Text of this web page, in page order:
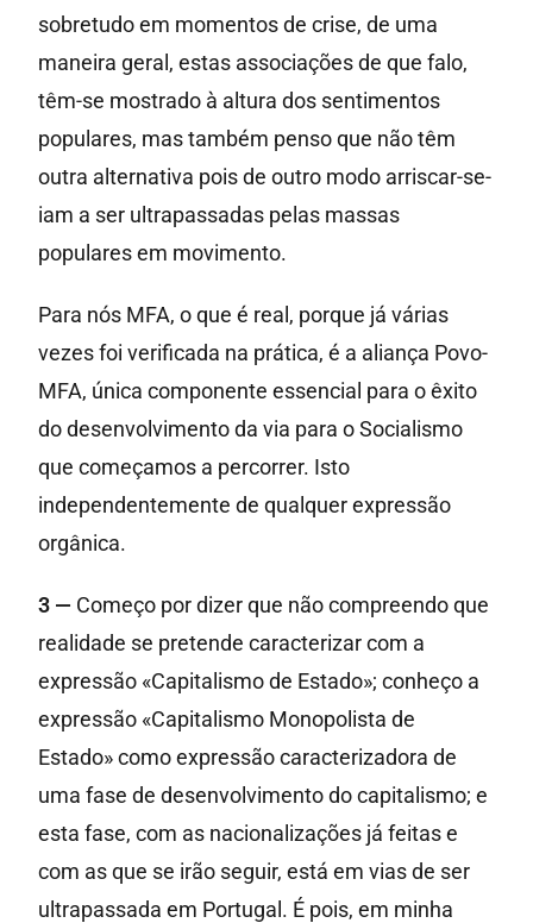
sobretudo em momentos de crise, de uma
maneira geral, estas associações de que falo,
têm-se mostrado à altura dos sentimentos
populares, mas também penso que não têm
outra alternativa pois de outro modo arriscar-se-
iam a ser ultrapassadas pelas massas
populares em movimento.
Para nós MFA, o que é real, porque já várias
vezes foi verificada na prática, é a aliança Povo-
MFA, única componente essencial para o êxito
do desenvolvimento da via para o Socialismo
que começamos a percorrer. Isto
independentemente de qualquer expressão
orgânica.
3 — Começo por dizer que não compreendo que
realidade se pretende caracterizar com a
expressão «Capitalismo de Estado»; conheço a
expressão «Capitalismo Monopolista de
Estado» como expressão caracterizadora de
uma fase de desenvolvimento do capitalismo; e
esta fase, com as nacionalizações já feitas e
com as que se irão seguir, está em vias de ser
ultrapassada em Portugal. É pois, em minha